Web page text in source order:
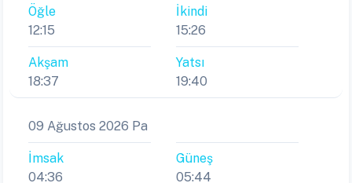
Öğle
12:15
İkindi
15:26
Akşam
18:37
Yatsı
19:40
09 Ağustos 2026 Pa
İmsak
04:36
Güneş
05:44